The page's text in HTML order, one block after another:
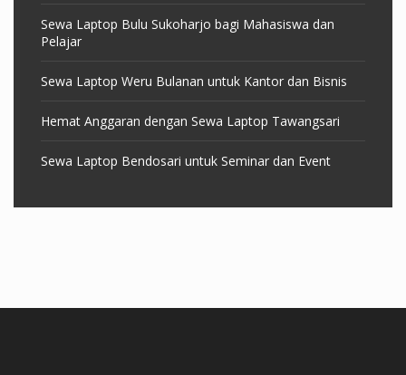
Sewa Laptop Bulu Sukoharjo bagi Mahasiswa dan
Pelajar
Sewa Laptop Weru Bulanan untuk Kantor dan Bisnis
Hemat Anggaran dengan Sewa Laptop Tawangsari
Sewa Laptop Bendosari untuk Seminar dan Event